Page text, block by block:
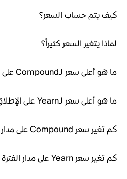
كيف يتم حساب السعر؟
لماذا يتغير السعر كثيراً؟
ما هو أعلى سعر لـCompound على الإطلاق؟
ما هو أعلى سعر لـYearn على الإطلاق؟
كم تغير سعر Compound على مدار الفترة الماضية؟
كم تغير سعر Yearn على مدار الفترة الماضية؟